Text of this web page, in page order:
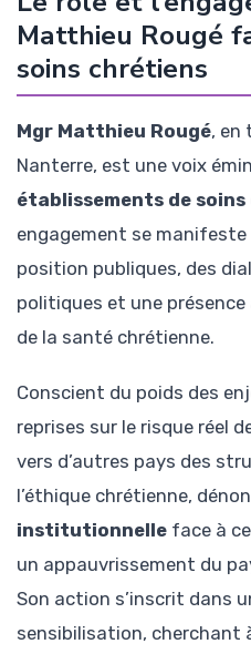
Matthieu Rougé
soins chrétiens
Mgr Matthieu Rougé, en
Nanterre, est une voix
établissements de
engagement se
position publiques, des
politiques et une
de la santé chrétienne.
Conscient du poids des
reprises sur le risque réel
vers d’autres pays des
l’éthique chrétienne,
institutionnelle face à
un appauvrissement du
Son action s’inscrit dans
sensibilisation, cherchant